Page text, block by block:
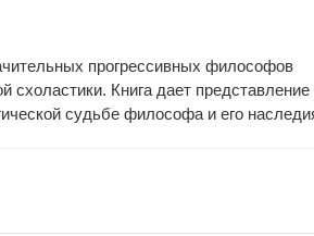
прогрессивных философов
схоластики. Книга дает представление
судьбе философа и его